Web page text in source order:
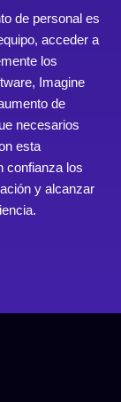
de personal es
acceder a
los
Imagine
de
necesarios
esta
confianza los
y alcanzar